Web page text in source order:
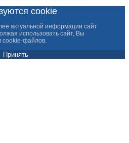
cookie
актуальной информации сайт
использовать сайт, Вы
cookie-файлов.
Принять